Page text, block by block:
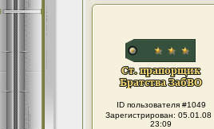
ID пользователя #1049
Зарегистрирован: 05.01.08
23:09